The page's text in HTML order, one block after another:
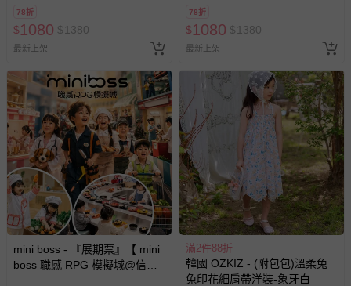
78折
$1080 $1380
最新上架
78折
$1080 $1380
最新上架
mini boss - 『展期票』【 mini
boss 職感 RPG 模擬城@信義
滿2件88折
韓國 OZKIZ - (附包包)溫柔兔
兔印花細肩帶洋裝-象牙白